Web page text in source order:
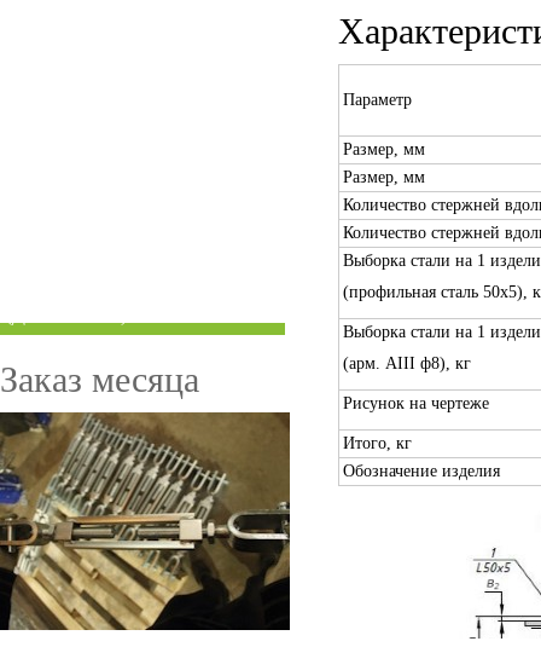
Параметр
Размер, мм
Размер, мм
Количество стержней
Количество стержней
Выборка стали на 1
(профильная сталь 50х5),
Выборка стали на 1
(арм. AIII ф8), кг
Рисунок на чертеже
Итого, кг
Обозначение изделия
Заказ месяца